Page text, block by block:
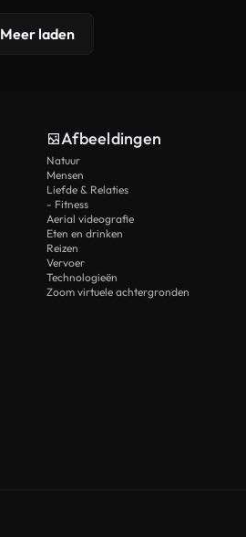
Meer laden
Afbeeldingen
Natuur
Mensen
Liefde & Relaties
- Fitness
Aerial videografie
Eten en drinken
Reizen
Vervoer
Technologieën
Zoom virtuele achtergronden